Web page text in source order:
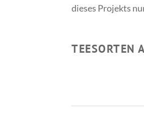
dieses Projekts
TEESORTEN